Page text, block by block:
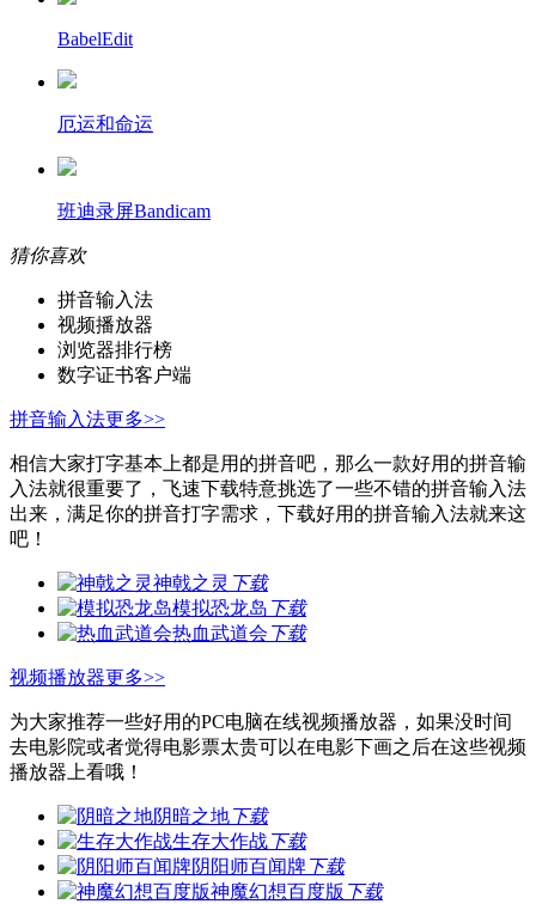
BabelEdit
厄运和命运
班迪录屏Bandicam
猜你喜欢
拼音输入法
视频播放器
浏览器排行榜
数字证书客户端
拼音输入法更多>>
相信大家打字基本上都是用的拼音吧，那么一款好用的拼音输
入法就很重要了，飞速下载特意挑选了一些不错的拼音输入法
出来，满足你的拼音打字需求，下载好用的拼音输入法就来这
吧！
神戟之灵 下载
模拟恐龙岛 下载
热血武道会 下载
视频播放器更多>>
为大家推荐一些好用的PC电脑在线视频播放器，如果没时间
去电影院或者觉得电影票太贵可以在电影下画之后在这些视频
播放器上看哦！
阴暗之地下载
生存大作战下载
阴阳师百闻牌下载
神魔幻想百度版 下载